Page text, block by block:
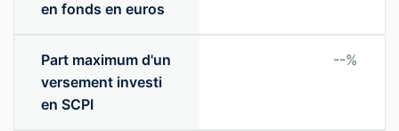
en fonds en euros
Part maximum d'un
versement investi
en SCPI
--%